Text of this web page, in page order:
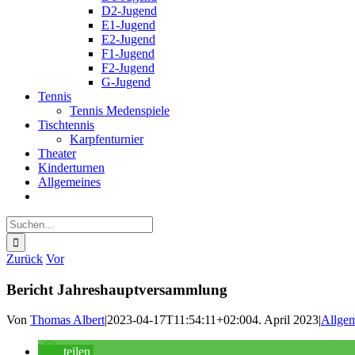
D2-Jugend
E1-Jugend
E2-Jugend
F1-Jugend
F2-Jugend
G-Jugend
Tennis
Tennis Medenspiele
Tischtennis
Karpfenturnier
Theater
Kinderturnen
Allgemeines
Suche
nach:
Zurück Vor
Bericht Jahreshauptversammlung
Von Thomas Albert|2023-04-17T11:54:11+02:004. April 2023|
teilen